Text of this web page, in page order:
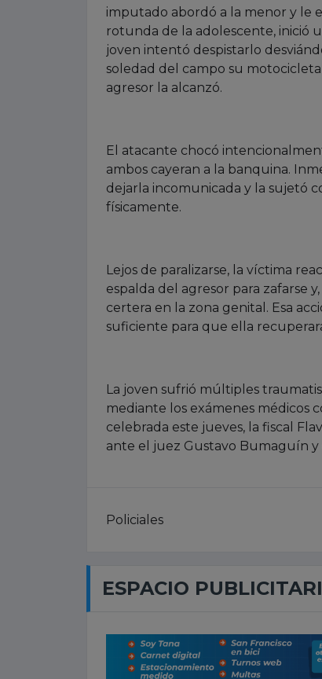
imputado abordó a la menor y le
rotunda de la adolescente, inició
joven intentó despistarlo
soledad del campo su
agresor la alcanzó.
El atacante chocó
ambos cayeran a la banquina.
dejarla incomunicada y la sujetó
físicamente.
Lejos de paralizarse, la víctima
espalda del agresor para zafarse
certera en la zona genital. Esa
suficiente para que ella
La joven sufrió múltiples
mediante los exámenes médicos
celebrada este jueves, la fiscal
ante el juez Gustavo Bumaguín y
Policiales
ESPACIO